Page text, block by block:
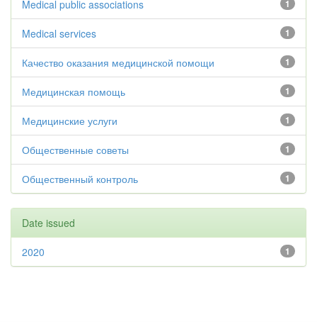
1
Medical public associations
1
Medical services
1
Качество оказания медицинской помощи
1
Медицинская помощь
1
Медицинские услуги
1
Общественные советы
1
Общественный контроль
Date issued
1
2020